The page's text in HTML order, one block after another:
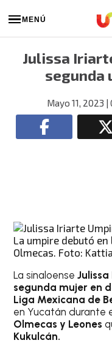
MENÚ
Julissa
segunda
Mayo 11, 2023 |
La umpire debutó
Olmecas. Foto:
La sinaloense
segunda mujer en
Liga Mexicana de
en Yucatán durante
Olmecas y Leones
Kukulcán.